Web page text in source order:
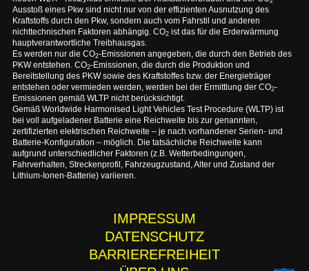
Ausstoß eines Pkw sind nicht nur von der effizienten Ausnutzung des
Kraftstoffs durch den Pkw, sondern auch vom Fahrstil und anderen
nichttechnischen Faktoren abhängig. CO2ist das für die Erderwärmung
hauptverantwortliche Treibhausgas.
Es werden nur die CO2-Emissionen angegeben, die durch den Betrieb des
PKW entstehen. CO2-Emissionen, die durch die Produktion und
Bereitstellung des PKW sowie des Kraftstoffes bzw. der Energieträger
entstehen oder vermieden werden, werden bei der Ermittlung der CO2-
Emissionen gemäß WLTP nicht berücksichtigt.
Gemäß Worldwide Harmonised Light Vehicles Test Procedure (WLTP) ist
bei voll aufgeladener Batterie eine Reichweite bis zur genannten,
zertifizierten elektrischen Reichweite – je nach vorhandener Serien- und
Batterie-Konfiguration – möglich. Die tatsächliche Reichweite kann
aufgrund unterschiedlicher Faktoren (z.B. Wetterbedingungen,
Fahrverhalten, Streckenprofil, Fahrzeugzustand, Alter und Zustand der
Lithium-Ionen-Batterie) variieren.
IMPRESSUM
DATENSCHUTZ
BARRIEREFREIHEIT